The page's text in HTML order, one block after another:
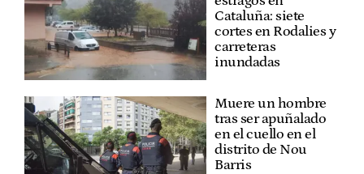
Cataluña: siete
cortes en Rodalies y
carreteras
inundadas
Muere un hombre
tras ser apuñalado
en el cuello en el
distrito de Nou
Barris